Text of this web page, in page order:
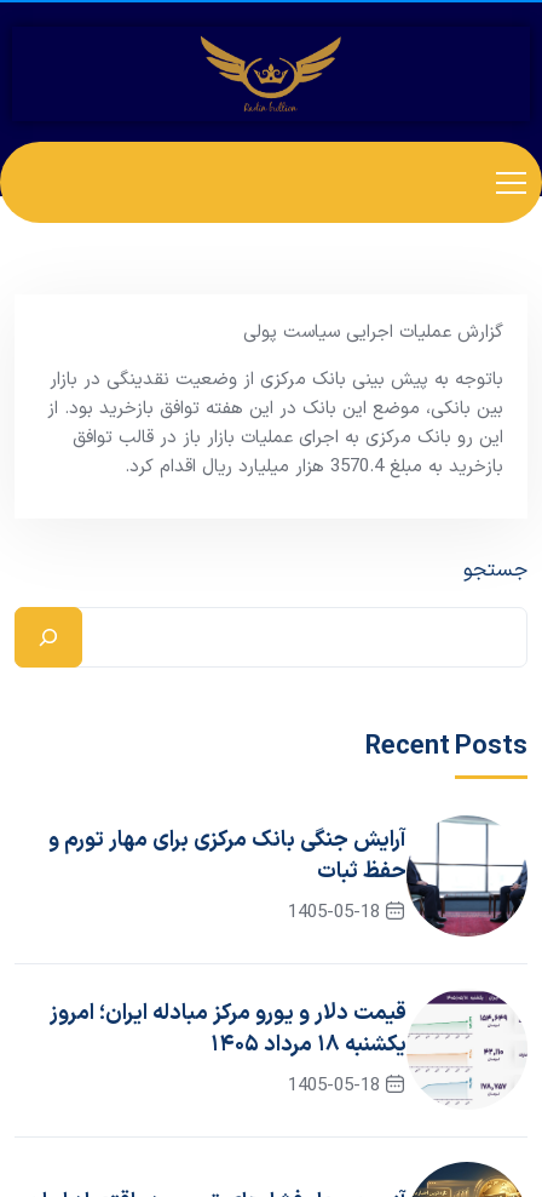
گزارش عملیات اجرایی سیاست پولی
باتوجه به پیش بینی بانک مرکزی از وضعیت نقدینگی در بازار
بین بانکی، موضع این بانک در این هفته توافق بازخرید بود. از
این رو بانک مرکزی به اجرای عملیات بازار باز در قالب توافق
بازخرید به مبلغ 3570.4 هزار میلیارد ریال اقدام کرد.
جستجو
Recent Posts
آرایش جنگی بانک مرکزی برای مهار تورم و
حفظ ثبات
1405-05-18
قیمت دلار و یورو مرکز مبادله ایران؛ امروز
یکشنبه ۱۸ مرداد ۱۴۰۵
1405-05-18